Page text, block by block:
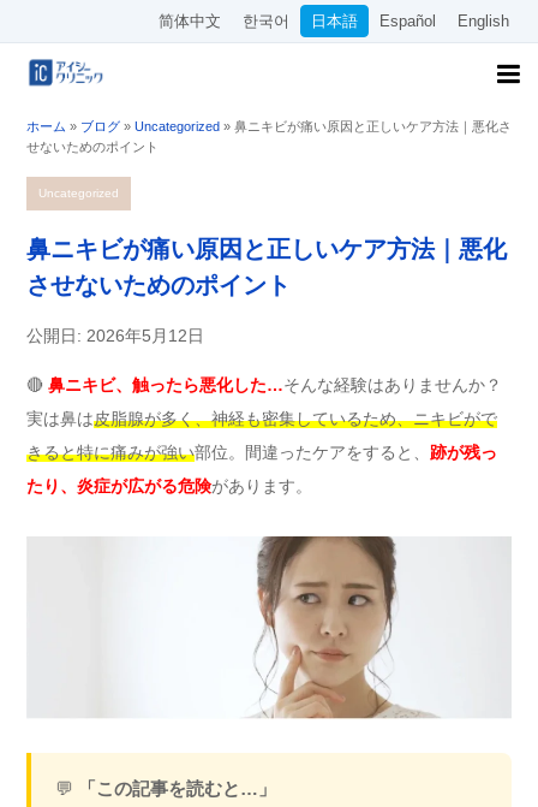
简体中文 한국어 日本語 Español English
ホーム » ブログ » Uncategorized » 鼻ニキビが痛い原因と正しいケア方法｜悪化さ
せないためのポイント
Uncategorized
鼻ニキビが痛い原因と正しいケア方法｜悪化
させないためのポイント
公開日: 2026年5月12日
🔴 鼻ニキビ、触ったら悪化した…そんな経験はありませんか？
実は鼻は皮脂腺が多く、神経も密集しているため、ニキビがで
きると特に痛みが強い部位。間違ったケアをすると、 跡が残っ
たり、炎症が広がる危険があります。
💬
「この記事を読むと…」